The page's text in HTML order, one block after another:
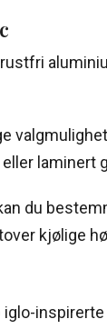
du
kjølige